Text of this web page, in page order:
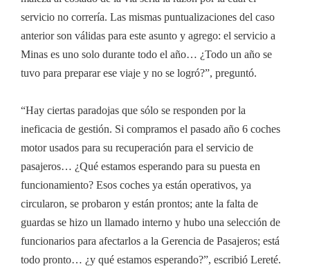
servicio no correría. Las mismas puntualizaciones del caso
anterior son válidas para este asunto y agrego: el servicio a
Minas es uno solo durante todo el año… ¿Todo un año se
tuvo para preparar ese viaje y no se logró?”, preguntó.
“Hay ciertas paradojas que sólo se responden por la
ineficacia de gestión. Si compramos el pasado año 6 coches
motor usados para su recuperación para el servicio de
pasajeros… ¿Qué estamos esperando para su puesta en
funcionamiento? Esos coches ya están operativos, ya
circularon, se probaron y están prontos; ante la falta de
guardas se hizo un llamado interno y hubo una selección de
funcionarios para afectarlos a la Gerencia de Pasajeros; está
todo pronto… ¿y qué estamos esperando?”, escribió Lereté.